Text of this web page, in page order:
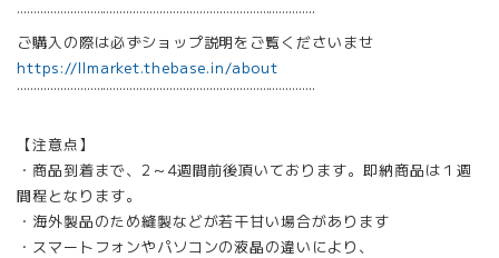
¨¨¨¨¨¨¨¨¨¨¨¨¨¨¨¨¨¨¨¨¨¨¨¨¨¨¨¨¨¨¨¨¨¨¨¨¨¨¨¨¨¨¨¨¨
ご購入の際は必ずショップ説明をご覧くださいませ
https://llmarket.thebase.in/about
¨¨¨¨¨¨¨¨¨¨¨¨¨¨¨¨¨¨¨¨¨¨¨¨¨¨¨¨¨¨¨¨¨¨¨¨¨¨¨¨¨¨¨¨¨
【注意点】
・商品到着まで、2～4週間前後頂いております。即納商品は１週
間程となります。
・海外製品のため縫製などが若干甘い場合があります
・スマートフォンやパソコンの液晶の違いにより、